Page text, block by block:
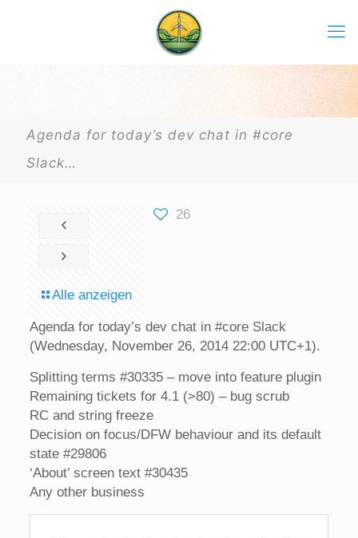
Agenda for today’s dev chat in #core
Slack…
Alle anzeigen
26
Agenda for today’s dev chat in #core Slack
(Wednesday, November 26, 2014 22:00 UTC+1).
Splitting terms #30335 – move into feature plugin
Remaining tickets for 4.1 (>80) – bug scrub
RC and string freeze
Decision on focus/DFW behaviour and its default
state #29806
‘About’ screen text #30435
Any other business